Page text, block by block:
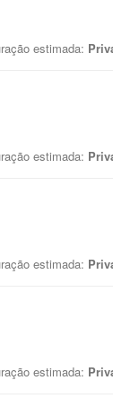
estimada:
estimada:
estimada:
estimada: